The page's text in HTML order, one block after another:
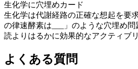
生化学に穴埋めカード
生化学は代謝経路の正確な想起を要
の律速酵素は___」のような穴埋め
読よりはるかに効果的なアクティブ
よくある質問